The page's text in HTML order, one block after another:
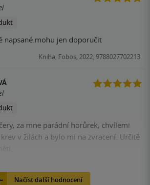
napsané.mohu jen doporučit
Kniha, Fobos, 2022, 9788027702213
za mne parádní horůrek, chvílemi
v žilách a bylo mi na zvracení. Určitě
Načíst další hodnocení